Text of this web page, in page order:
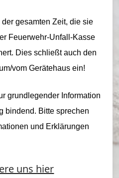
gesamten Zeit, die sie
Feuerwehr-Unfall-Kasse
Dies schließt auch den
vom Gerätehaus ein!
grundlegender Information
bindend. Bitte sprechen
und Erklärungen
uns hier